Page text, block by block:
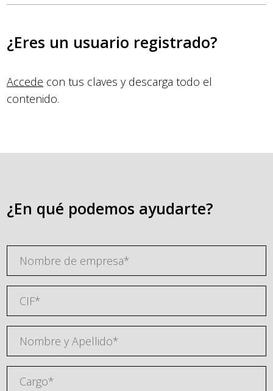
¿Eres un usuario registrado?
Accede con tus claves y descarga todo el
contenido.
¿En qué podemos ayudarte?